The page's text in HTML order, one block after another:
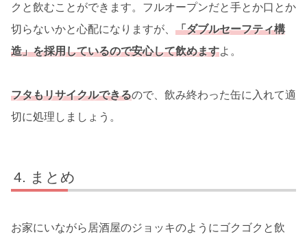
クと飲むことができます。フルオープンだと手とか口とか
切らないかと心配になりますが、 「ダブルセーフティ構
造」を採用しているので安心して飲めますよ。
フタもリサイクルできるので、飲み終わった缶に入れて適
切に処理しましょう。
まとめ
お家にいながら居酒屋のジョッキのようにゴクゴクと飲